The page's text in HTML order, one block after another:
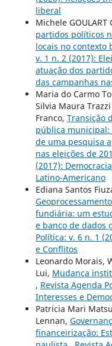
liberal
Michele
partidos políticos
locais no contexto
v. 1 n. 2 (2017):
atuação dos
das campanhas
Maria do Carmo
Silvia Maura
Franco, Transição
pública municipal:
de uma pesquisa
nas eleições de
(2017):
Latino-Americano
Ediana Santos
fundiária: um
e banco de dados
Política: v. 6 n. 1
e Conflitos
Leonardo Morais,
Lui, Mudança
, Revista Agenda
Interesses e
Patricia Mari
Lennan,
financeirização: